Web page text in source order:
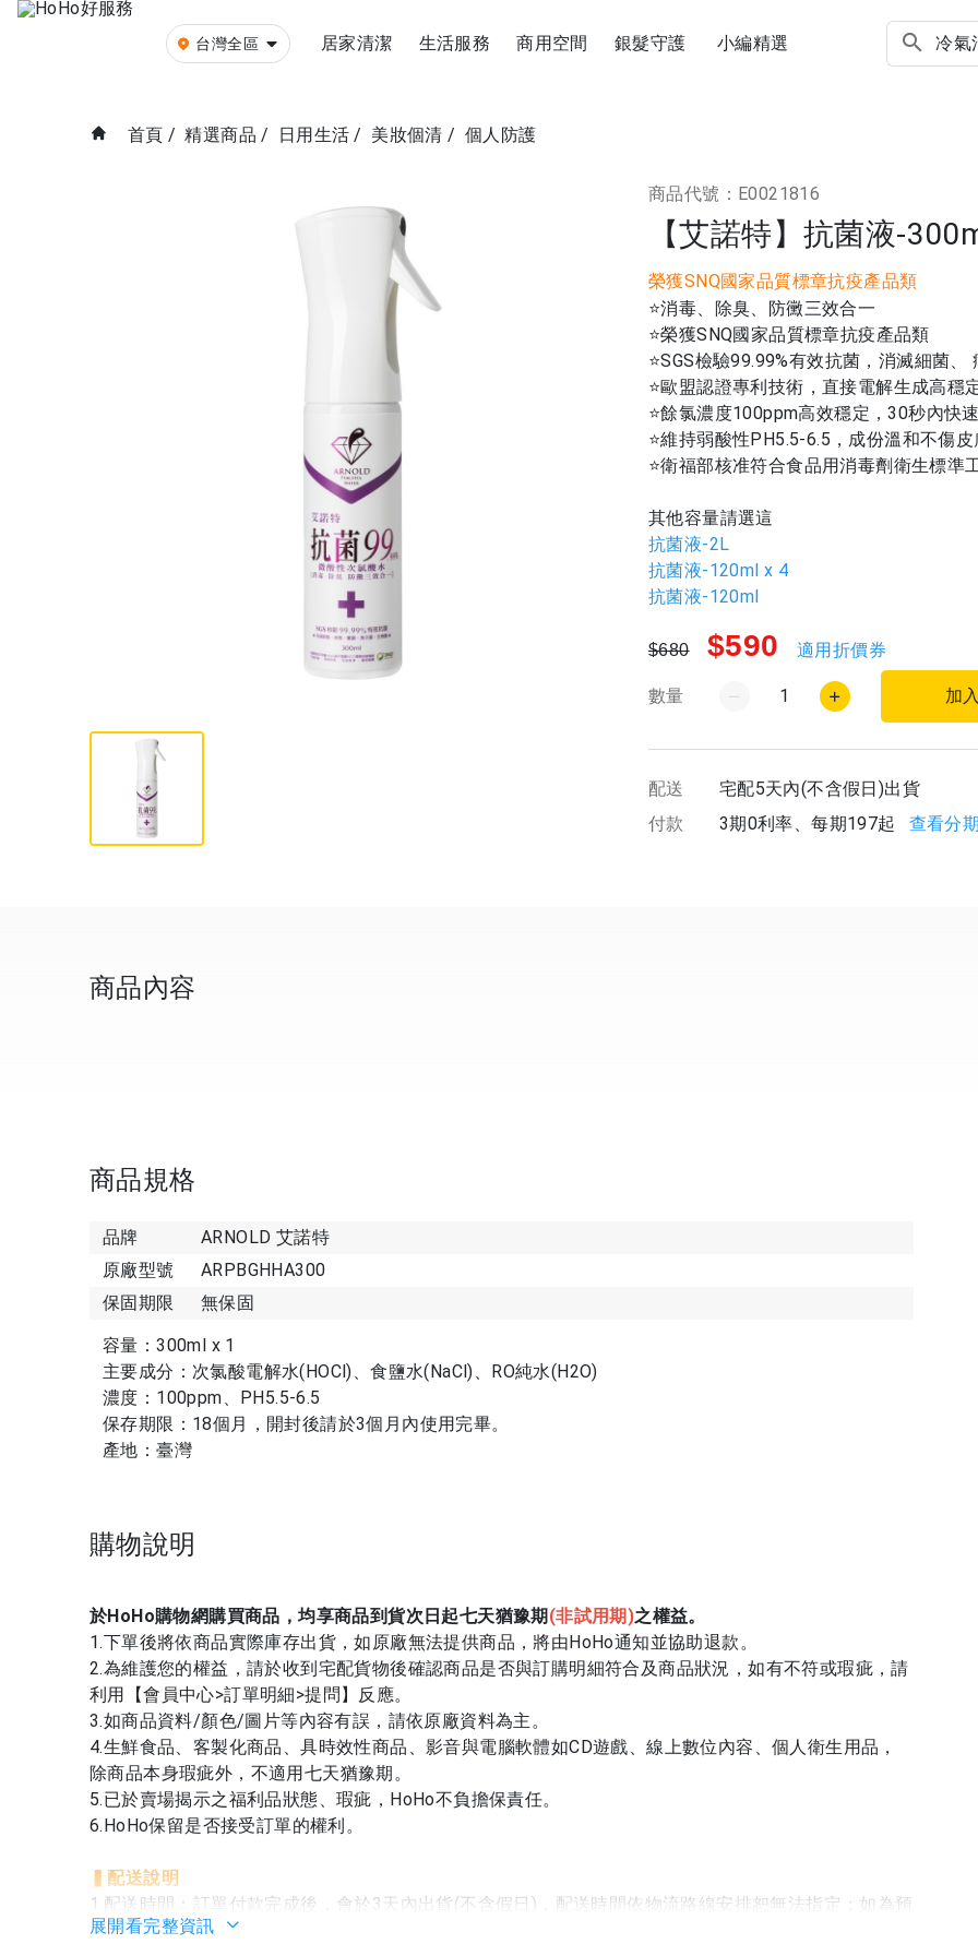
台灣全區 居家清潔 生活服務 商用空間 銀髮守護 小編精選
首頁 / 精選商品 / 日用生活 / 美妝個清 / 個人防護
商品代號：E0021816
【艾諾特】抗菌液-
榮獲SNQ國家品質標章抗疫產品類
⭐消毒、除臭、防黴三效合一
⭐榮獲SNQ國家品質標章抗疫產品類
⭐SGS檢驗99.99%有效抗菌，消滅細菌
⭐歐盟認證專利技術，直接電解生成高穩
⭐餘氯濃度100ppm高效穩定，30秒內快
⭐維持弱酸性PH5.5-6.5，成份溫和不傷
⭐衛福部核准符合食品用消毒劑衛生標準
其他容量請選這
抗菌液-2L
抗菌液-120ml x 4
抗菌液-120ml
$680 $590 適用折價券
數量 1 加
配送
宅配5天內(不含假日)出貨
付款
3期0利率、每期197起 查看分
商品內容
商品規格
品牌
ARNOLD 艾諾特
原廠型號
ARPBGHHA300
保固期限
無保固
容量：300ml x 1
主要成分：次氯酸電解水(HOCl)、食鹽水(NaCl)、RO純水(H2O)
濃度：100ppm、PH5.5-6.5
保存期限：18個月，開封後請於3個月內使用完畢。
產地：臺灣
購物說明
於HoHo購物網購買商品，均享商品到貨次日起七天猶豫期(非試用期)之權益。
1.下單後將依商品實際庫存出貨，如原廠無法提供商品，將由HoHo通知並協助退款。
2.為維護您的權益，請於收到宅配貨物後確認商品是否與訂購明細符合及商品狀況，如有不符或瑕疵，請
利用【會員中心>訂單明細>提問】反應。
3.如商品資料/顏色/圖片等內容有誤，請依原廠資料為主。
4.生鮮食品、客製化商品、具時效性商品、影音與電腦軟體如CD遊戲、線上數位內容、個人衛生用品，
除商品本身瑕疵外，不適用七天猶豫期。
5.已於賣場揭示之福利品狀態、瑕疵，HoHo不負擔保責任。
6.HoHo保留是否接受訂單的權利。
▍配送說明
1.配送時間：訂單付款完成後，會於3天內出貨(不含假日)，配送時間依物流路線安排恕無法指定；如為預
購或特殊商品則依商品內頁時間說明為主。(出貨時間仍需依原廠供/配貨為準)
展開看完整資訊